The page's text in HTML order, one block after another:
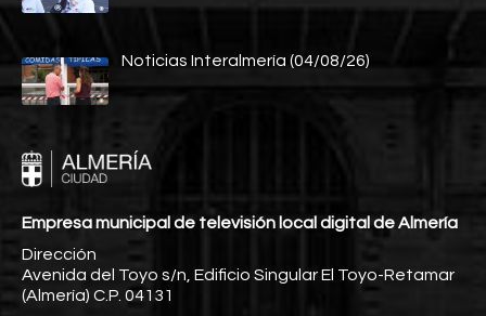
Noticias Interalmería (04/08/26)
Empresa municipal de televisión local digital de Almería
Dirección
Avenida del Toyo s/n, Edificio Singular El Toyo-Retamar
(Almería) C.P. 04131